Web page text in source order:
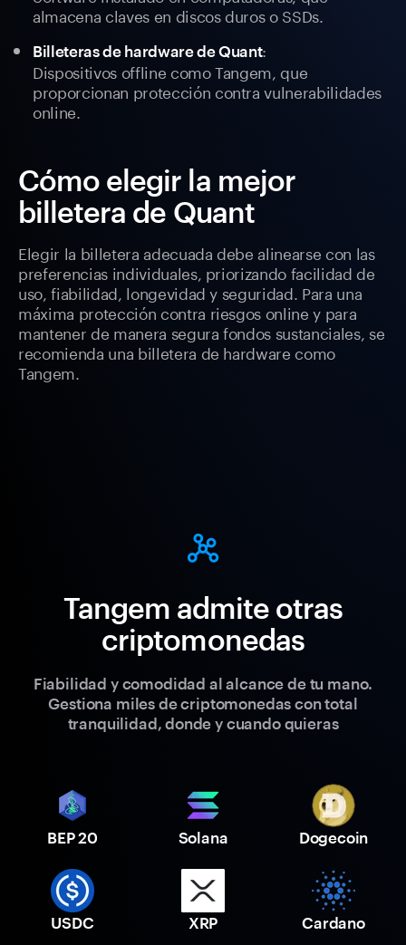
almacena claves en discos duros o SSDs.
Billeteras de hardware de Quant:
Dispositivos offline como Tangem, que
proporcionan protección contra vulnerabilidades
online.
Cómo elegir la mejor
billetera de Quant
Elegir la billetera adecuada debe alinearse con las
preferencias individuales, priorizando facilidad de
uso, fiabilidad, longevidad y seguridad. Para una
máxima protección contra riesgos online y para
mantener de manera segura fondos sustanciales, se
recomienda una billetera de hardware como
Tangem.
Tangem admite otras
criptomonedas
Fiabilidad y comodidad al alcance de tu mano.
Gestiona miles de criptomonedas con total
tranquilidad, donde y cuando quieras
BEP 20 Solana Dogecoin
USDC XRP Cardano